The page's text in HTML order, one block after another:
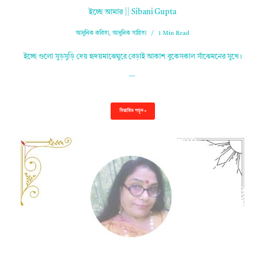
ইচ্ছে আমার || Sibani Gupta
আধুনিক কবিতা,আধুনিক সাহিত্য 1 Min Read
ইচ্ছে গুলো সুড়সুড়ি দেয় হৃদয়মাঝেঘুরে বেড়াই আকাশ বুকেসকাল সাঁঝেমনের সুখে।
…
বিস্তারিত পড়ুন »